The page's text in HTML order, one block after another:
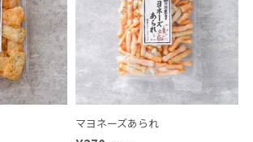
マヨネーズあられ